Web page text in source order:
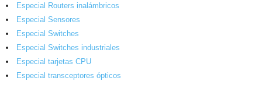
Especial Routers inalámbricos
Especial Sensores
Especial Switches
Especial Switches industriales
Especial tarjetas CPU
Especial transceptores ópticos